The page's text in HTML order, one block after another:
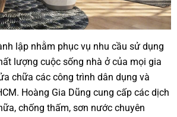
lập nhằm phục vụ nhu cầu sử dụng
lượng cuộc sống nhà ở của mọi gia
chữa các công trình dân dụng và
Hoàng Gia Dũng cung cấp các dịch
chống thấm, sơn nước chuyên